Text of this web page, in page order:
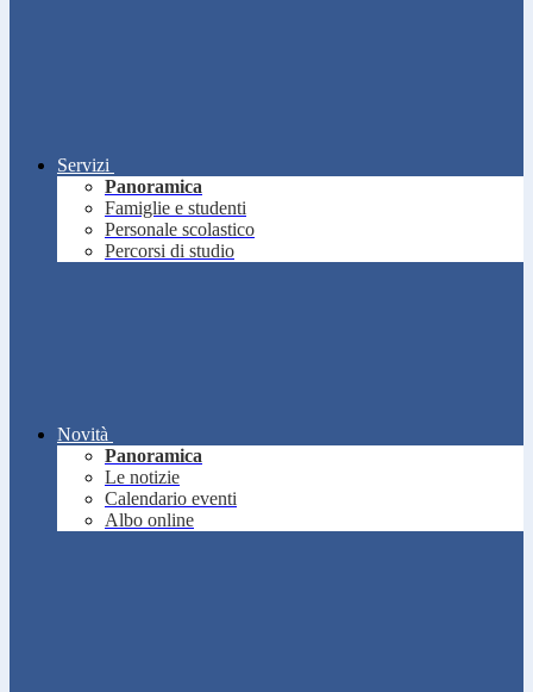
Servizi
Panoramica
Famiglie e studenti
Personale scolastico
Percorsi di studio
Novità
Panoramica
Le notizie
Calendario eventi
Albo online